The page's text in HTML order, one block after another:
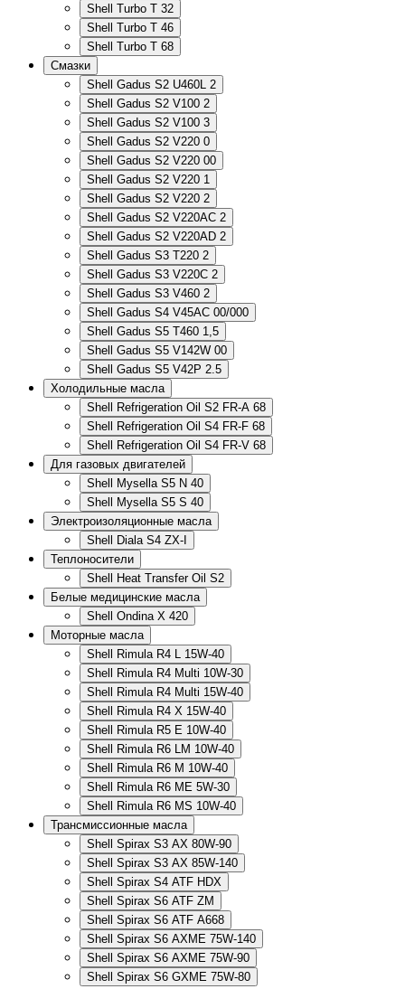
Shell Turbo T 32
Shell Turbo T 46
Shell Turbo T 68
Смазки
Shell Gadus S2 U460L 2
Shell Gadus S2 V100 2
Shell Gadus S2 V100 3
Shell Gadus S2 V220 0
Shell Gadus S2 V220 00
Shell Gadus S2 V220 1
Shell Gadus S2 V220 2
Shell Gadus S2 V220AC 2
Shell Gadus S2 V220AD 2
Shell Gadus S3 T220 2
Shell Gadus S3 V220C 2
Shell Gadus S3 V460 2
Shell Gadus S4 V45AC 00/000
Shell Gadus S5 T460 1,5
Shell Gadus S5 V142W 00
Shell Gadus S5 V42P 2.5
Холодильные масла
Shell Refrigeration Oil S2 FR-A 68
Shell Refrigeration Oil S4 FR-F 68
Shell Refrigeration Oil S4 FR-V 68
Для газовых двигателей
Shell Mysella S5 N 40
Shell Mysella S5 S 40
Электроизоляционные масла
Shell Diala S4 ZX-I
Теплоносители
Shell Heat Transfer Oil S2
Белые медицинские масла
Shell Ondina X 420
Моторные масла
Shell Rimula R4 L 15W-40
Shell Rimula R4 Multi 10W-30
Shell Rimula R4 Multi 15W-40
Shell Rimula R4 X 15W-40
Shell Rimula R5 E 10W-40
Shell Rimula R6 LM 10W-40
Shell Rimula R6 M 10W-40
Shell Rimula R6 ME 5W-30
Shell Rimula R6 MS 10W-40
Трансмиссионные масла
Shell Spirax S3 AX 80W-90
Shell Spirax S3 AX 85W-140
Shell Spirax S4 ATF HDX
Shell Spirax S6 ATF ZM
Shell Spirax S6 ATF А668
Shell Spirax S6 AXME 75W-140
Shell Spirax S6 AXME 75W-90
Shell Spirax S6 GXME 75W-80